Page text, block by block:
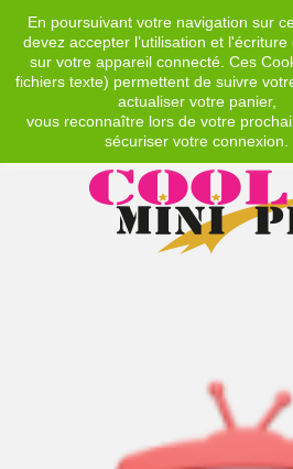
En poursuivant votre navigation sur
devez accepter l’utilisation et l'écriture
sur votre appareil connecté. Ces
fichiers texte) permettent de suivre
actualiser votre panier,
vous reconnaître lors de votre
sécuriser votre connexion.
EUR